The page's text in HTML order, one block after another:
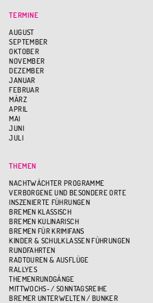
TERMINE
AUGUST
SEPTEMBER
OKTOBER
NOVEMBER
DEZEMBER
JANUAR
FEBRUAR
MÄRZ
APRIL
MAI
JUNI
JULI
THEMEN
NACHTWÄCHTER PROGRAMME
VERBORGENE UND BESONDERE ORTE
INSZENIERTE FÜHRUNGEN
BREMEN KLASSISCH
BREMEN KULINARISCH
BREMEN FÜR KRIMIFANS
KINDER & SCHULKLASSEN FÜHRUNGEN
RUNDFAHRTEN
RADTOUREN & AUSFLÜGE
RALLYES
THEMENRUNDGÄNGE
MITTWOCHS- / SONNTAGSREIHE
BREMER UNTERWELTEN / BUNKER